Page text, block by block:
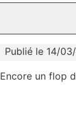
Publié le 14/
Encore un flop